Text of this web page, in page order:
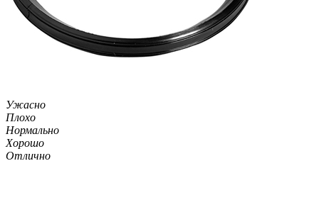
Ужасно
Плохо
Нормально
Хорошо
Отлично